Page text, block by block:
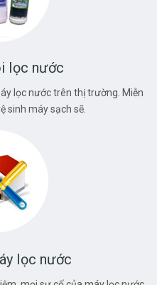
lọc nước
lọc nước trên thị trường. Miễn
sinh máy sạch sẽ.
lọc nước